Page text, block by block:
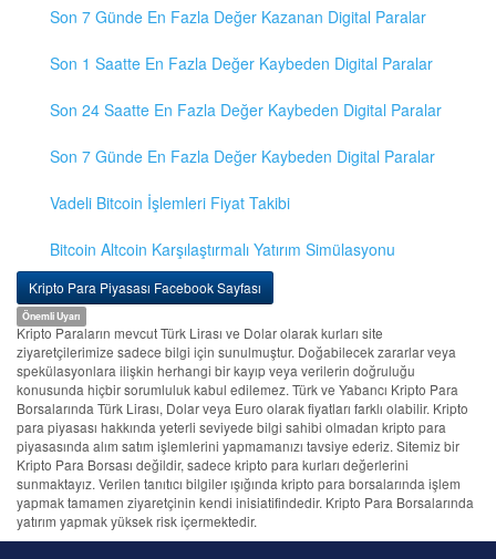
Son 7 Günde En Fazla Değer Kazanan Digital Paralar
Son 1 Saatte En Fazla Değer Kaybeden Digital Paralar
Son 24 Saatte En Fazla Değer Kaybeden Digital Paralar
Son 7 Günde En Fazla Değer Kaybeden Digital Paralar
Vadeli Bitcoin İşlemleri Fiyat Takibi
Bitcoin Altcoin Karşılaştırmalı Yatırım Simülasyonu
Kripto Para Piyasası Facebook Sayfası
Önemli Uyarı
Kripto Paraların mevcut Türk Lirası ve Dolar olarak kurları site
ziyaretçilerimize sadece bilgi için sunulmuştur. Doğabilecek zararlar veya
spekülasyonlara ilişkin herhangi bir kayıp veya verilerin doğruluğu
konusunda hiçbir sorumluluk kabul edilemez. Türk ve Yabancı Kripto Para
Borsalarında Türk Lirası, Dolar veya Euro olarak fiyatları farklı olabilir. Kripto
para piyasası hakkında yeterli seviyede bilgi sahibi olmadan kripto para
piyasasında alım satım işlemlerini yapmamanızı tavsiye ederiz. Sitemiz bir
Kripto Para Borsası değildir, sadece kripto para kurları değerlerini
sunmaktayız. Verilen tanıtıcı bilgiler ışığında kripto para borsalarında işlem
yapmak tamamen ziyaretçinin kendi inisiatifindedir. Kripto Para Borsalarında
yatırım yapmak yüksek risk içermektedir.